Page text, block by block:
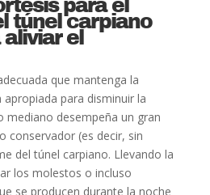
para el
túnel carpiano
el
que mantenga la
para disminuir la
mediano desempeña un gran
conservador (es decir, sin
del túnel carpiano. Llevando la
los molestos o incluso
se producen durante la noche